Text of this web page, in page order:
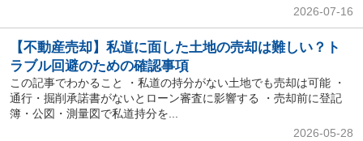
2026-07-16
【不動産売却】私道に面した土地の売却は難しい？ト
ラブル回避のための確認事項
この記事でわかること ・私道の持分がない土地でも売却は可能 ・
通行・掘削承諾書がないとローン審査に影響する ・売却前に登記
簿・公図・測量図で私道持分を...
2026-05-28